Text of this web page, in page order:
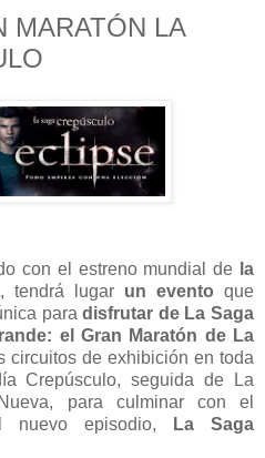
MARATÓN LA
con el estreno mundial de la
, tendrá lugar un evento que
para disfrutar de La Saga
el Gran Maratón de La
circuitos de exhibición en toda
Crepúsculo, seguida de La
para culminar con el
nuevo episodio, La Saga